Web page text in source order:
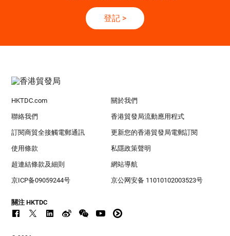
登記 >
HKTDC.com 關於我們
聯絡我們 香港貿發局流動應用程式
訂閱商貿全接觸電郵通訊 更新您的香港貿發局電郵訂閱
使用條款 私隱政策聲明
超連結條款及細則 網站導航
京ICP备09059244号 京公网安备 11010102003523号
關注 HKTDC